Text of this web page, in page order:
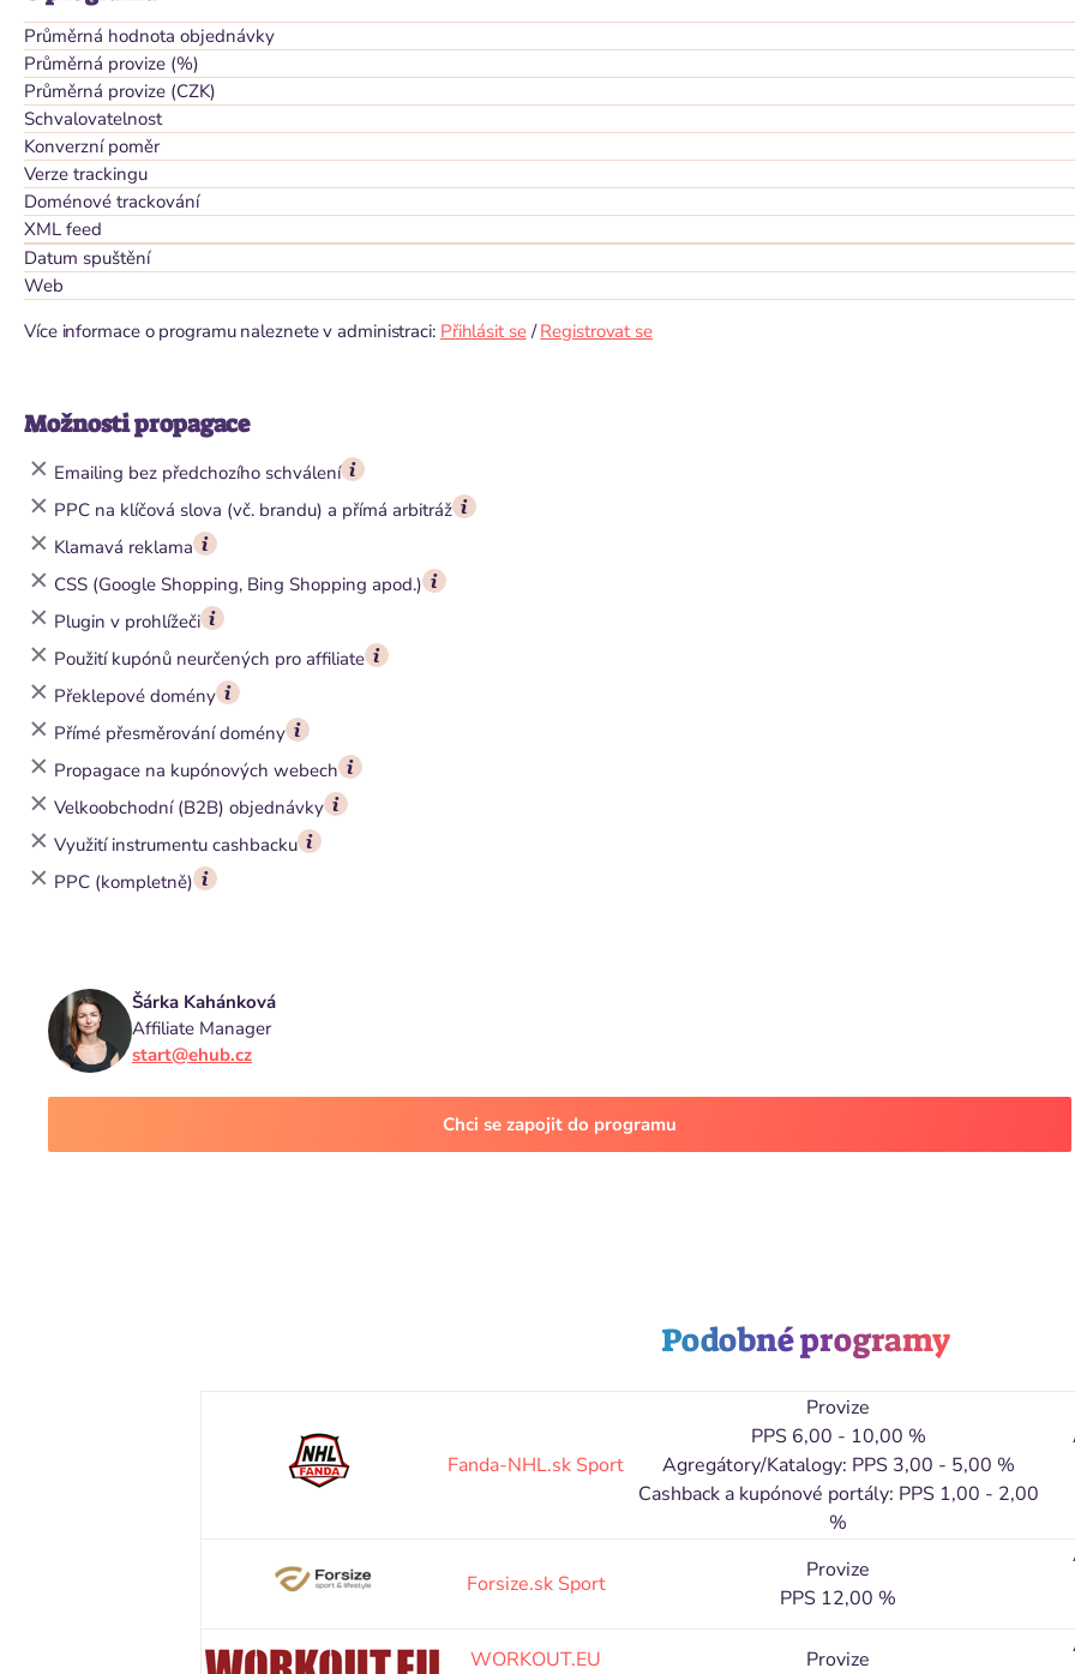
Průměrná hodnota objednávky
Průměrná provize (%)
Průměrná provize (CZK)
Schvalovatelnost
Konverzní poměr
Verze trackingu
Doménové trackování
XML feed
Datum spuštění
Web
Více informace o programu naleznete v administraci: Přihlásit se/Registrovat se
Možnosti propagace
Emailing bez předchozího schválení
PPC na klíčová slova (vč. brandu) a přímá arbitráž
Klamavá reklama
CSS (Google Shopping, Bing Shopping apod.)
Plugin v prohlížeči
Použití kupónů neurčených pro affiliate
Překlepové domény
Přímé přesměrování domény
Propagace na kupónových webech
Velkoobchodní (B2B) objednávky
Využití instrumentu cashbacku
PPC (kompletně)
Šárka Kahánková
Affiliate Manager
start@ehub.cz
Chci se zapojit do programu
Podobné programy
Fanda-NHL.sk Sport
Provize
PPS 6,00 - 10,00 %
Agregátory/Katalogy: PPS 3,00 - 5,00 %
Cashback a kupónové portály: PPS 1,00 - 2,00
%
Forsize.sk Sport
Provize
PPS 12,00 %
WORKOUT.EU
Provize